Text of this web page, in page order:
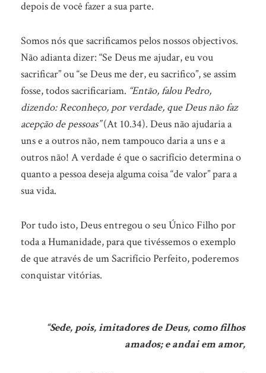
depois de você fazer a sua parte.
Somos nós que sacrificamos pelos nossos objectivos.
Não adianta dizer: “Se Deus me ajudar, eu vou
sacrificar” ou “se Deus me der, eu sacrifico”, se assim
fosse, todos sacrificariam. “Então, falou Pedro,
dizendo: Reconheço, por verdade, que Deus não faz
acepção de pessoas”(At 10.34). Deus não ajudaria a
uns e a outros não, nem tampouco daria a uns e a
outros não! A verdade é que o sacrifício determina o
quanto a pessoa deseja alguma coisa “de valor” para a
sua vida.
Por tudo isto, Deus entregou o seu Único Filho por
toda a Humanidade, para que tivéssemos o exemplo
de que através de um Sacrifício Perfeito, poderemos
conquistar vitórias.
“Sede, pois, imitadores de Deus, como filhos
amados; e andai em amor,